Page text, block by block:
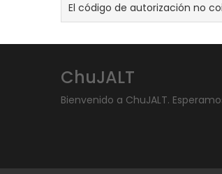
El código de autorización no
ChuJALT
Bienvenido a ChuJALT.